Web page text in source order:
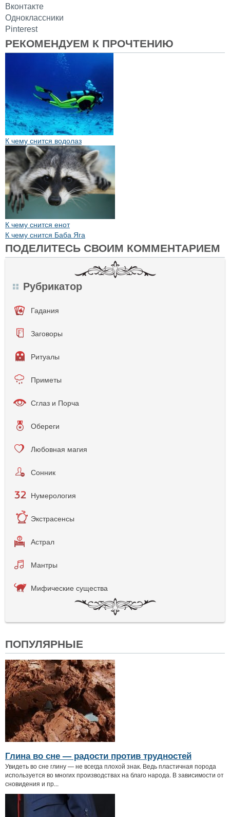
Вконтакте
Одноклассники
Pinterest
РЕКОМЕНДУЕМ К ПРОЧТЕНИЮ
К чему снится водолаз
К чему снится енот
К чему снится Баба Яга
ПОДЕЛИТЕСЬ СВОИМ КОММЕНТАРИЕМ
Рубрикатор
Гадания
Заговоры
Ритуалы
Приметы
Сглаз и Порча
Обереги
Любовная магия
Сонник
Нумерология
Экстрасенсы
Астрал
Мантры
Мифические существа
ПОПУЛЯРНЫЕ
Глина во сне — радости против трудностей
Увидеть во сне глину — не всегда плохой знак. Ведь пластичная порода
используется во многих производствах на благо народа. В зависимости от
сновидения и пр...